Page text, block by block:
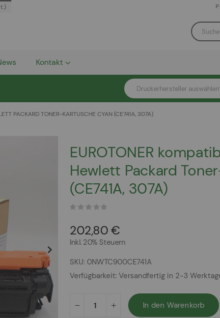
Kontakt
Druckerhersteller
PACKARD TONER-KARTUSCHE CYAN (CE741A, 307A)
EUROTONER
Hewlett Packard
(CE741A, 307A)
202,80 €
Inkl. 20% Steuern
SKU 0NWTC900CE741A
Verfügbarkeit: Versandfertig in 2-3
In den Warenkorb